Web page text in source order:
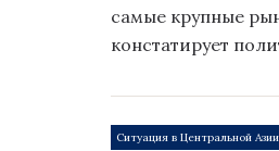
самые крупные
констатирует
Ситуация в Центральной Азии